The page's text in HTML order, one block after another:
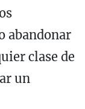
abandonar
clase de
un